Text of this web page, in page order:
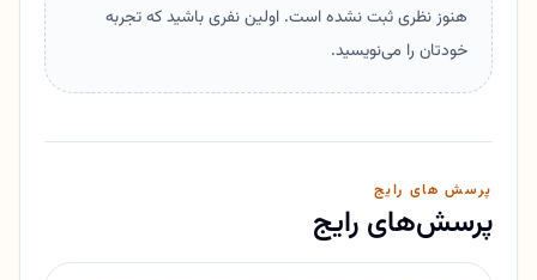
هنوز نظری ثبت نشده است. اولین نفری باشید که تجربه
خودتان را می‌نویسید.
پرسش های رایج
پرسش‌های رایج